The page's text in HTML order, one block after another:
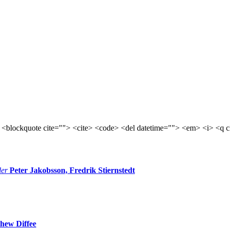
cite=""> <cite> <code> <del datetime=""> <em> <i> <q
Peter Jakobsson, Fredrik Stiernstedt
Diffee